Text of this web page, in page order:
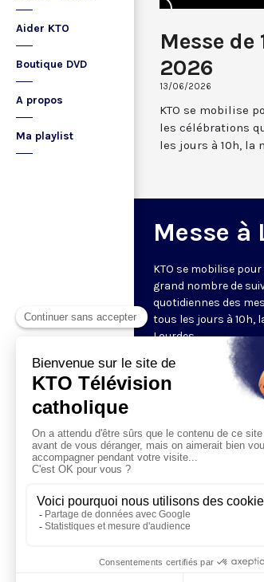
Aider KTO
Boutique DVD
A propos
Ma playlist
Messe
2026
13/06/2026
KTO se mobilise
les célébrations
les jours à 10h, la
Messe à
KTO se mobilise
grand nombre de
quotidiennes des
tous les jours à 10h,
Lourdes.
Visiter la page